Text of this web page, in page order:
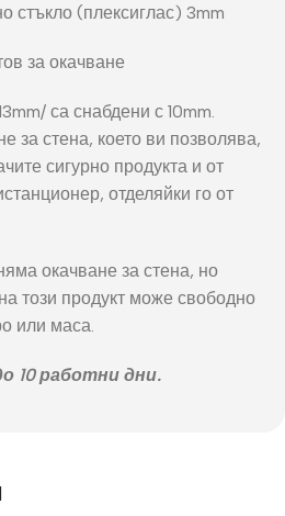
стъкло (плексиглас) 3mm
за окачване
са снабдени с 10mm.
за стена, което ви позволява,
сигурно продукта и от
отделяйки го от
окачване за стена, но
този продукт може свободно
или маса.
10 работни дни.